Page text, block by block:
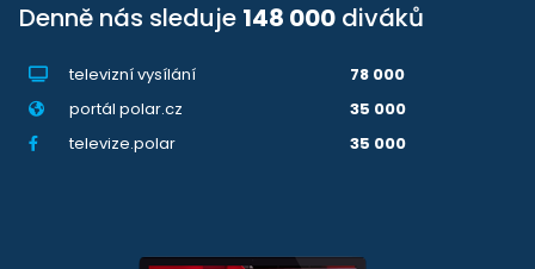
Denně nás sleduje 148 000 diváků
televizní vysílání
78 000
portál polar.cz
35 000
televize.polar
35 000